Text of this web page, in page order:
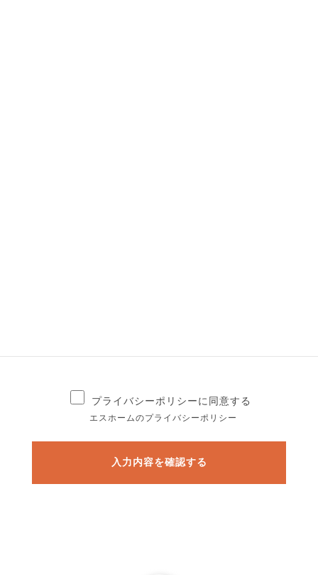
プライバシーポリシーに同意する
エスホームのプライバシーポリシー
入力内容を確認する